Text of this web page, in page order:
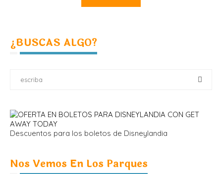
¿BUSCAS ALGO?
Descuentos para los boletos de Disneylandia
Nos Vemos En Los Parques